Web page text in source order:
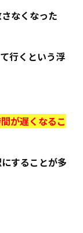
なくなった
行くという浮
が遅くなるこ
することが多